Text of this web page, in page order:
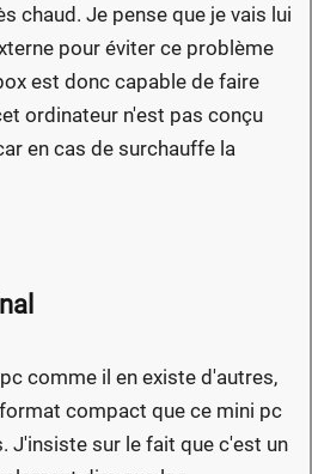
chaud. Je pense que je vais lui
pour éviter ce problème
est donc capable de faire
ordinateur n'est pas conçu
en cas de surchauffe la
comme il en existe d'autres,
compact que ce mini pc
J'insiste sur le fait que c'est un